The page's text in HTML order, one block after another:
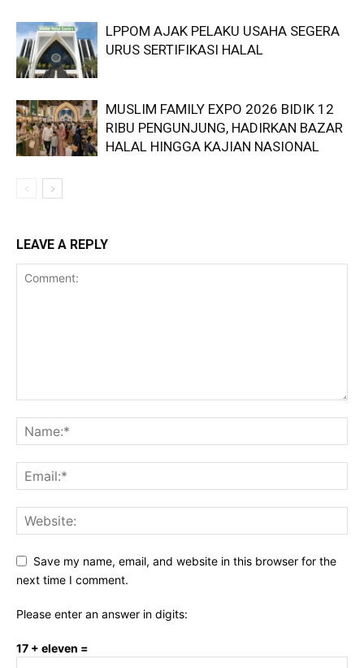
LPPOM AJAK PELAKU USAHA SEGERA
URUS SERTIFIKASI HALAL
MUSLIM FAMILY EXPO 2026 BIDIK 12
RIBU PENGUNJUNG, HADIRKAN BAZAR
HALAL HINGGA KAJIAN NASIONAL
LEAVE A REPLY
Save my name, email, and website in this browser for the
next time I comment.
Please enter an answer in digits:
17 + eleven =